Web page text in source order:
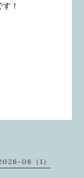
！
06（1）